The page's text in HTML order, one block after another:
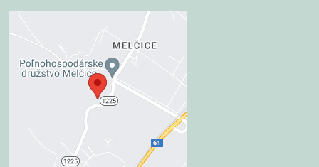
Externý obsah je
blokovaný Voľbami
súkromia
Prajete si načítať externý obsah?
Povoliť tentokrát